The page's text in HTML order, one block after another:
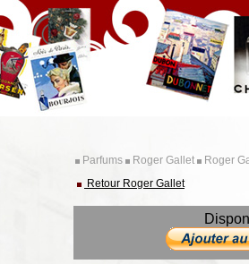
Parfums Roger Gallet Roger
Retour Roger Gallet